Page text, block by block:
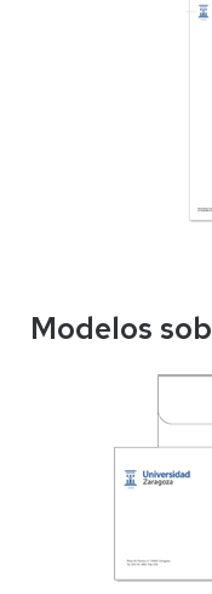
Modelos